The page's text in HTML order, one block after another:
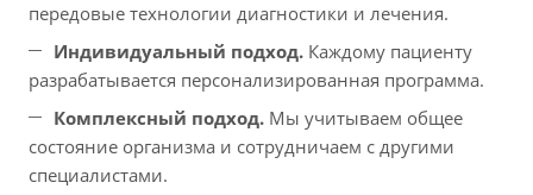
передовые технологии диагностики и лечения.
Индивидуальный подход. Каждому пациенту
разрабатывается персонализированная программа.
Комплексный подход. Мы учитываем общее
состояние организма и сотрудничаем с другими
специалистами.